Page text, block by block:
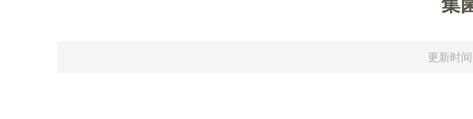
集
更新时